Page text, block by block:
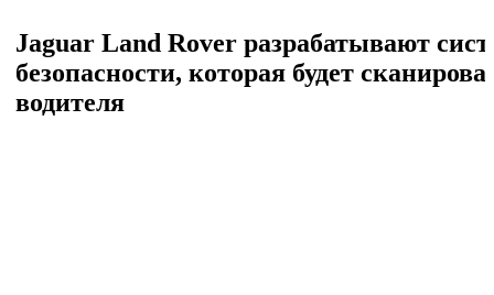
Jaguar Land Rover разрабатывают
безопасности, которая будет
водителя